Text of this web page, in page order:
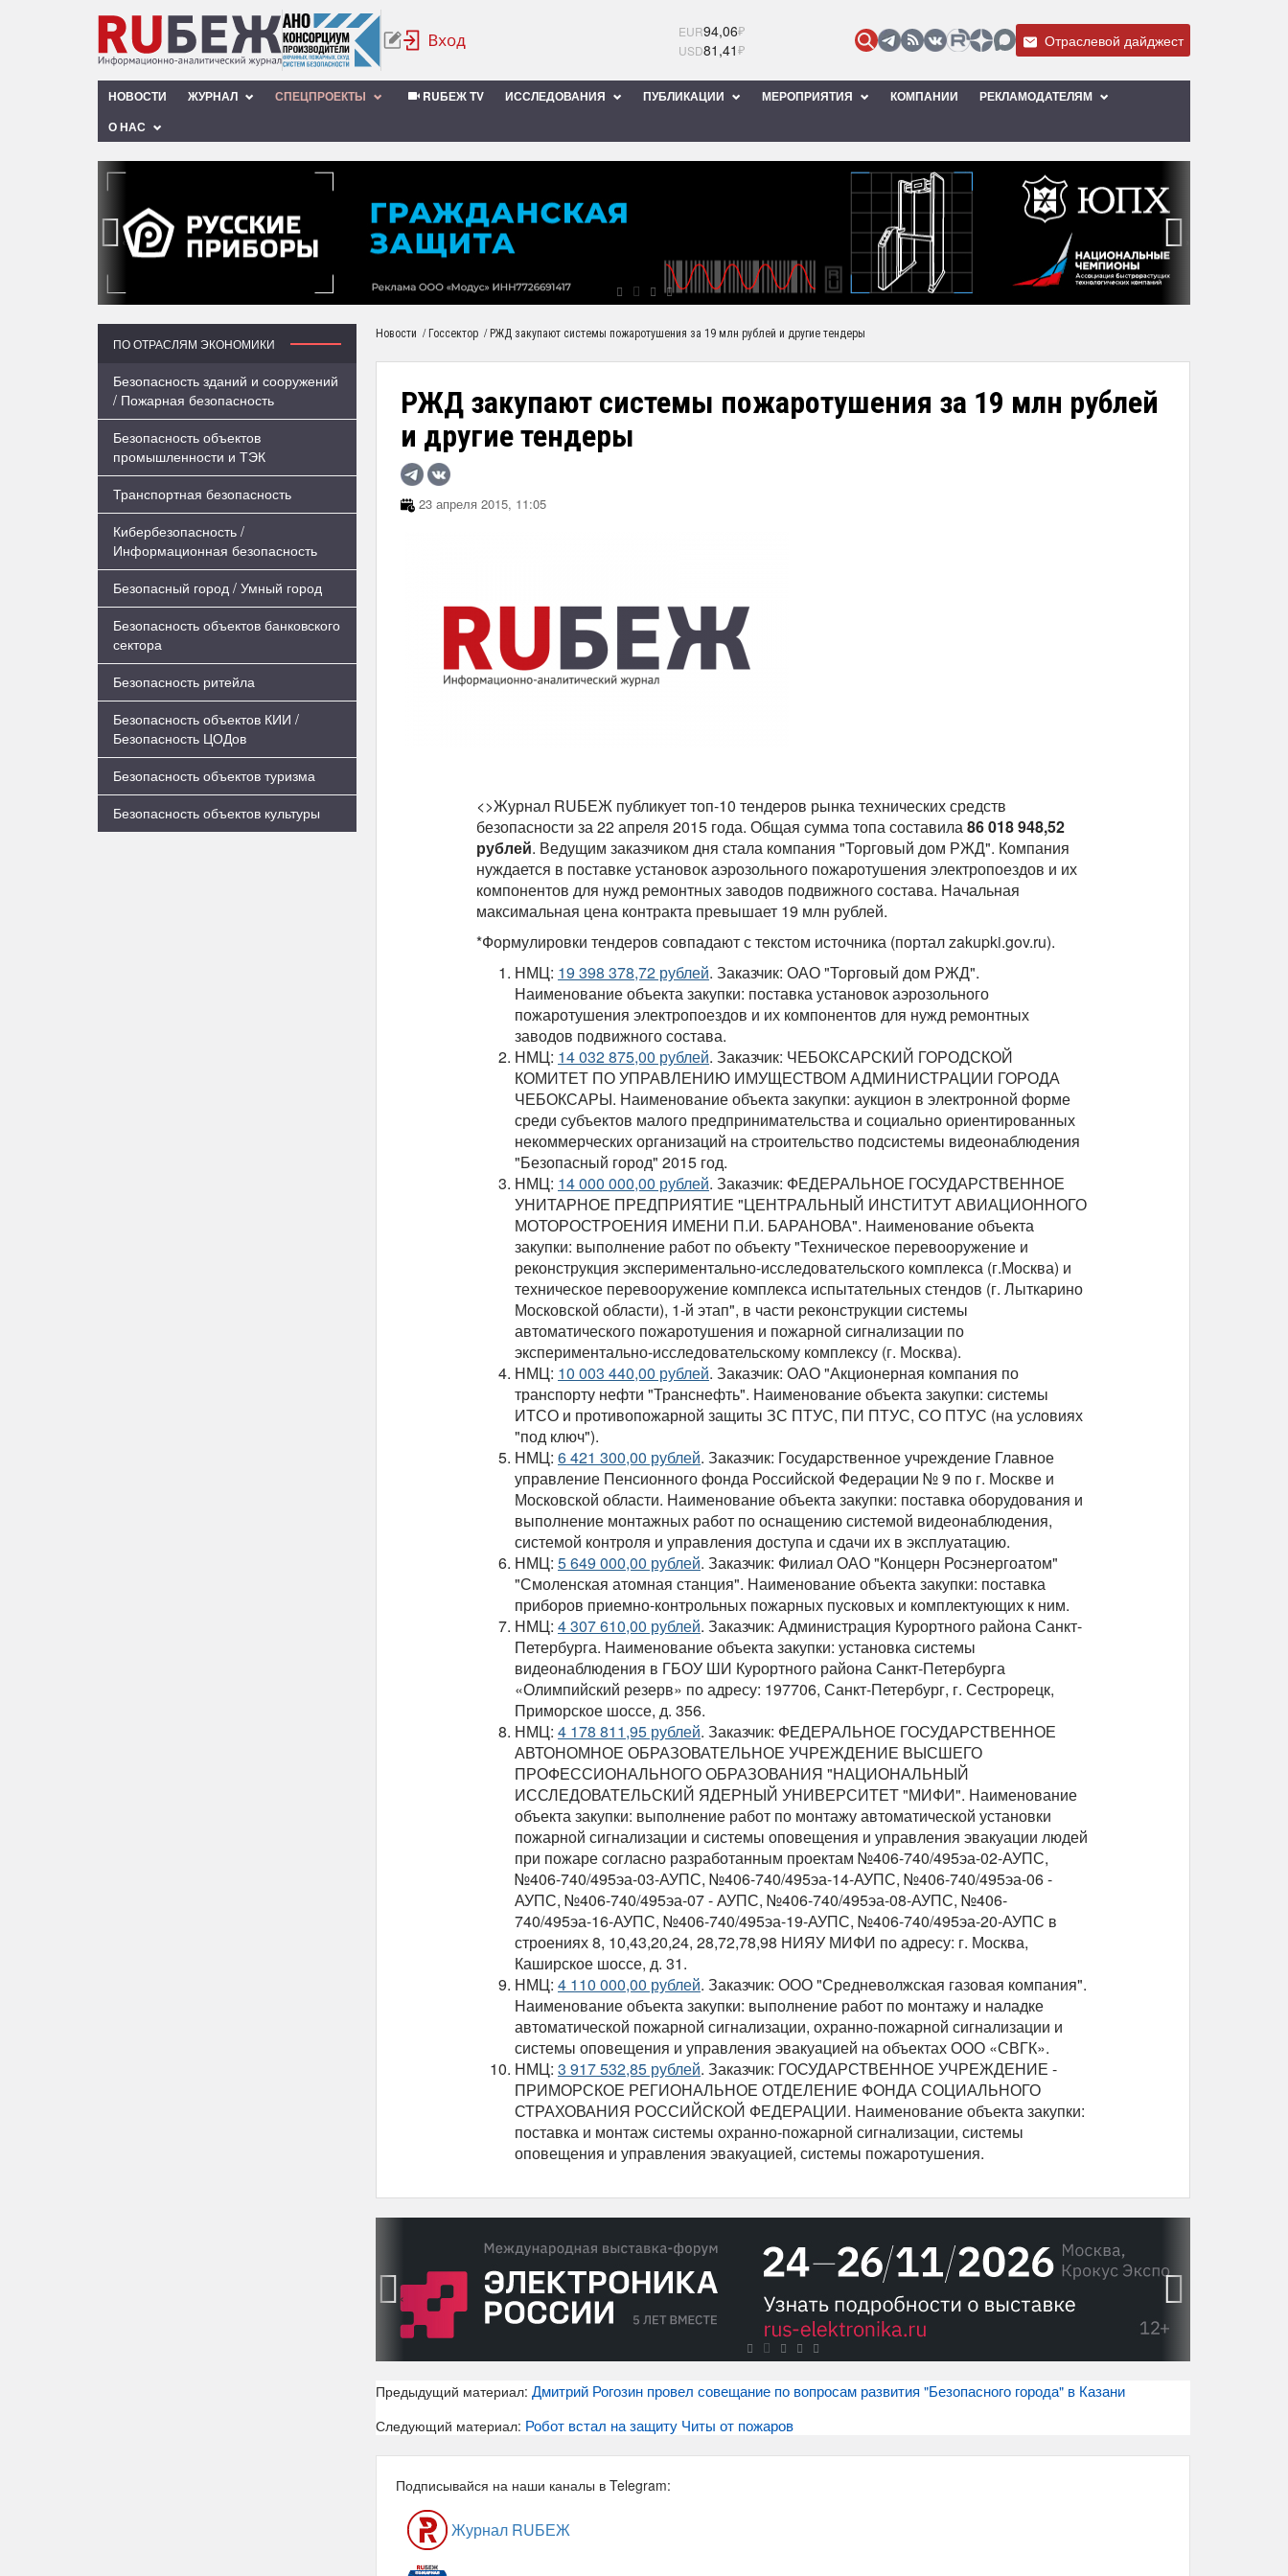
EUR94,06₽
USD81,41₽ Отраслевой дайджест
НОВОСТИ ЖУРНАЛ СПЕЦПРОЕКТЫ RUБЕЖ TV ИССЛЕДОВАНИЯ ПУБЛИКАЦИИ МЕРОПРИЯТИЯ КОМПАНИИ
РЕКЛАМОДАТЕЛЯМ
О НАС
‹
ПО ОТРАСЛЯМ ЭКОНОМИКИ
Безопасность зданий и сооружений
/ Пожарная безопасность
Безопасность объектов
промышленности и ТЭК
Транспортная безопасность
Кибербезопасность /
Информационная безопасность
Безопасный город / Умный город
Безопасность объектов банковского
сектора
Безопасность ритейла
Безопасность объектов КИИ /
Безопасность ЦОДов
Безопасность объектов туризма
Безопасность объектов культуры
Новости / Госсектор / РЖД закупают системы пожаротушения за 19 млн рублей и другие тендеры
РЖД закупают системы пожаротушения за 19 млн рублей
и другие тендеры
23 апреля 2015, 11:05
<>Журнал RUБЕЖ публикует топ-10 тендеров рынка технических средств
безопасности за 22 апреля 2015 года. Общая сумма топа составила86 018 948,52
рублей. Ведущим заказчиком дня стала компания "Торговый дом РЖД". Компания
нуждается в поставке установок аэрозольного пожаротушения электропоездов и их
компонентов для нужд ремонтных заводов подвижного состава. Начальная
максимальная цена контракта превышает 19 млн рублей.
*Формулировки тендеров совпадают с текстом источника (портал zakupki.gov.ru).
НМЦ: 19 398 378,72 рублей. Заказчик: ОАО "Торговый дом РЖД".
Наименование объекта закупки: поставка установок аэрозольного
пожаротушения электропоездов и их компонентов для нужд ремонтных
заводов подвижного состава.
НМЦ: 14 032 875,00 рублей. Заказчик: ЧЕБОКСАРСКИЙ ГОРОДСКОЙ
КОМИТЕТ ПО УПРАВЛЕНИЮ ИМУЩЕСТВОМ АДМИНИСТРАЦИИ ГОРОДА
ЧЕБОКСАРЫ. Наименование объекта закупки: аукцион в электронной форме
среди субъектов малого предпринимательства и социально ориентированных
некоммерческих организаций на строительство подсистемы видеонаблюдения
"Безопасный город" 2015 год.
НМЦ: 14 000 000,00 рублей. Заказчик: ФЕДЕРАЛЬНОЕ ГОСУДАРСТВЕННОЕ
УНИТАРНОЕ ПРЕДПРИЯТИЕ "ЦЕНТРАЛЬНЫЙ ИНСТИТУТ АВИАЦИОННОГО
МОТОРОСТРОЕНИЯ ИМЕНИ П.И. БАРАНОВА". Наименование объекта
закупки: выполнение работ по объекту "Техническое перевооружение и
реконструкция экспериментально-исследовательского комплекса (г.Москва) и
техническое перевооружение комплекса испытательных стендов (г. Лыткарино
Московской области), 1-й этап", в части реконструкции системы
автоматического пожаротушения и пожарной сигнализации по
экспериментально-исследовательскому комплексу (г. Москва).
НМЦ: 10 003 440,00 рублей. Заказчик: ОАО "Акционерная компания по
транспорту нефти "Транснефть". Наименование объекта закупки: системы
ИТСО и противопожарной защиты ЗС ПТУС, ПИ ПТУС, СО ПТУС (на условиях
"под ключ").
НМЦ: 6 421 300,00 рублей. Заказчик: Государственное учреждение Главное
управление Пенсионного фонда Российской Федерации № 9 по г. Москве и
Московской области. Наименование объекта закупки: поставка оборудования и
выполнение монтажных работ по оснащению системой видеонаблюдения,
системой контроля и управления доступа и сдачи их в эксплуатацию.
НМЦ: 5 649 000,00 рублей. Заказчик: Филиал ОАО "Концерн Росэнергоатом"
"Смоленская атомная станция". Наименование объекта закупки: поставка
приборов приемно-контрольных пожарных пусковых и комплектующих к ним.
НМЦ: 4 307 610,00 рублей. Заказчик: Администрация Курортного района Санкт-
Петербурга. Наименование объекта закупки: установка системы
видеонаблюдения в ГБОУ ШИ Курортного района Санкт-Петербурга
«Олимпийский резерв» по адресу: 197706, Санкт-Петербург, г. Сестрорецк,
Приморское шоссе, д. 356.
НМЦ: 4 178 811,95 рублей. Заказчик: ФЕДЕРАЛЬНОЕ ГОСУДАРСТВЕННОЕ
АВТОНОМНОЕ ОБРАЗОВАТЕЛЬНОЕ УЧРЕЖДЕНИЕ ВЫСШЕГО
ПРОФЕССИОНАЛЬНОГО ОБРАЗОВАНИЯ "НАЦИОНАЛЬНЫЙ
ИССЛЕДОВАТЕЛЬСКИЙ ЯДЕРНЫЙ УНИВЕРСИТЕТ "МИФИ". Наименование
объекта закупки: выполнение работ по монтажу автоматической установки
пожарной сигнализации и системы оповещения и управления эвакуации людей
при пожаре согласно разработанным проектам №406-740/495эа-02-АУПС,
№406-740/495эа-03-АУПС, №406-740/495эа-14-АУПС, №406-740/495эа-06 -
АУПС, №406-740/495эа-07 - АУПС, №406-740/495эа-08-АУПС, №406-
740/495эа-16-АУПС, №406-740/495эа-19-АУПС, №406-740/495эа-20-АУПС в
строениях 8, 10,43,20,24, 28,72,78,98 НИЯУ МИФИ по адресу: г. Москва,
Каширское шоссе, д. 31.
НМЦ: 4 110 000,00 рублей. Заказчик: ООО "Средневолжская газовая компания".
Наименование объекта закупки: выполнение работ по монтажу и наладке
автоматической пожарной сигнализации, охранно-пожарной сигнализации и
системы оповещения и управления эвакуацией на объектах ООО «СВГК».
НМЦ: 3 917 532,85 рублей. Заказчик: ГОСУДАРСТВЕННОЕ УЧРЕЖДЕНИЕ -
ПРИМОРСКОЕ РЕГИОНАЛЬНОЕ ОТДЕЛЕНИЕ ФОНДА СОЦИАЛЬНОГО
СТРАХОВАНИЯ РОССИЙСКОЙ ФЕДЕРАЦИИ. Наименование объекта закупки:
поставка и монтаж системы охранно-пожарной сигнализации, системы
оповещения и управления эвакуацией, системы пожаротушения.
‹
Предыдущий материал: Дмитрий Рогозин провел совещание по вопросам развития "Безопасного города" в Казани
Следующий материал: Робот встал на защиту Читы от пожаров
Подписывайся на наши каналы в Telegram:
Журнал RUБЕЖ